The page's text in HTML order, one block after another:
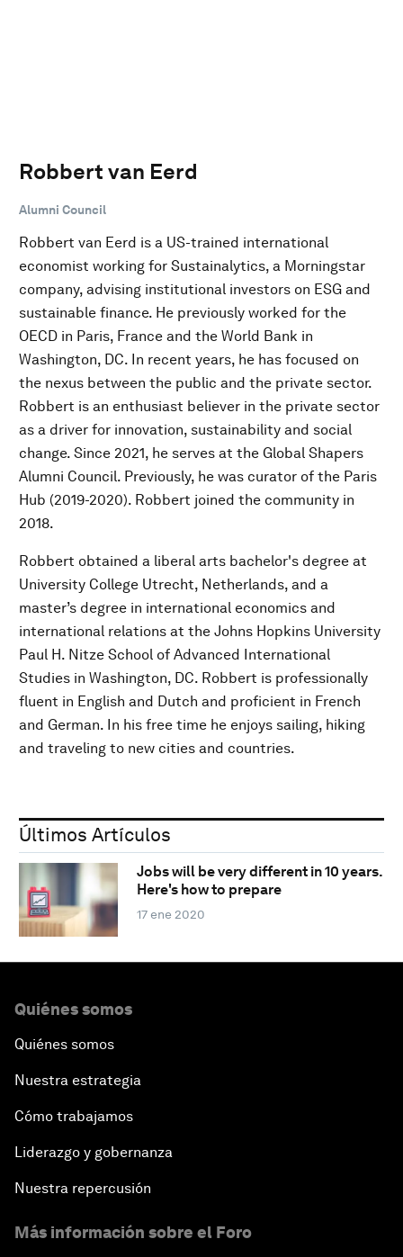
Robbert van Eerd
Alumni Council
Robbert van Eerd is a US-trained international
economist working for Sustainalytics, a Morningstar
company, advising institutional investors on ESG and
sustainable finance. He previously worked for the
OECD in Paris, France and the World Bank in
Washington, DC. In recent years, he has focused on
the nexus between the public and the private sector.
Robbert is an enthusiast believer in the private sector
as a driver for innovation, sustainability and social
change. Since 2021, he serves at the Global Shapers
Alumni Council. Previously, he was curator of the Paris
Hub (2019-2020). Robbert joined the community in
2018.
Robbert obtained a liberal arts bachelor's degree at
University College Utrecht, Netherlands, and a
master’s degree in international economics and
international relations at the Johns Hopkins University
Paul H. Nitze School of Advanced International
Studies in Washington, DC. Robbert is professionally
fluent in English and Dutch and proficient in French
and German. In his free time he enjoys sailing, hiking
and traveling to new cities and countries.
Últimos Artículos
Jobs will be very different in 10 years.
Here's how to prepare
17 ene 2020
Quiénes somos
Quiénes somos
Nuestra estrategia
Cómo trabajamos
Liderazgo y gobernanza
Nuestra repercusión
Más información sobre el Foro